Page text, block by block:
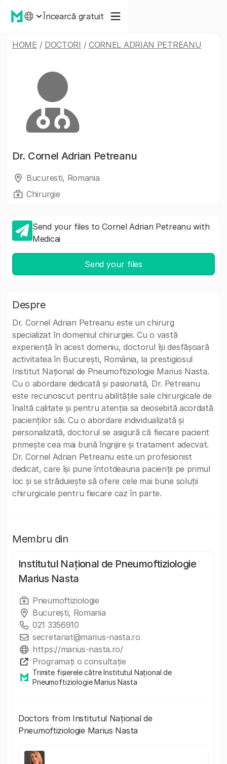
Încearcă gratuit
HOME / DOCTORI / CORNEL ADRIAN PETREANU
Dr. Cornel Adrian Petreanu
Bucuresti, Romania
Chirurgie
Send your files to Cornel Adrian Petreanu with
Medicai
Send your files
Despre
Dr. Cornel Adrian Petreanu este un chirurg
specializat în domeniul chirurgiei. Cu o vastă
experiență în acest domeniu, doctorul își desfășoară
activitatea în București, România, la prestigiosul
Institut Național de Pneumoftiziologie Marius Nasta.
Cu o abordare dedicată și pasionată, Dr. Petreanu
este recunoscut pentru abilitățile sale chirurgicale de
înaltă calitate și pentru atenția sa deosebită acordată
pacienților săi. Cu o abordare individualizată și
personalizată, doctorul se asigură că fiecare pacient
primește cea mai bună îngrijire și tratament adecvat.
Dr. Cornel Adrian Petreanu este un profesionist
dedicat, care își pune întotdeauna pacienții pe primul
loc și se străduiește să ofere cele mai bune soluții
chirurgicale pentru fiecare caz în parte.
Membru din
Institutul Național de Pneumoftiziologie
Marius Nasta
Pneumoftiziologie
București, Romania
021 3356910
secretariat@marius-nasta.ro
https://marius-nasta.ro/
Programați o consultație
Trimite fișierele către Institutul Național de
Pneumoftiziologie Marius Nasta
Doctors from Institutul Național de
Pneumoftiziologie Marius Nasta